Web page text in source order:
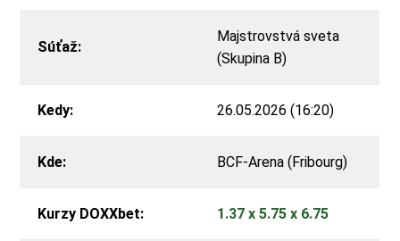
Súťaž:
Majstrovstvá sveta
(Skupina B)
Kedy: 26.05.2026 (16:20)
Kde: BCF-Arena (Fribourg)
Kurzy DOXXbet: 1.37 x 5.75 x 6.75